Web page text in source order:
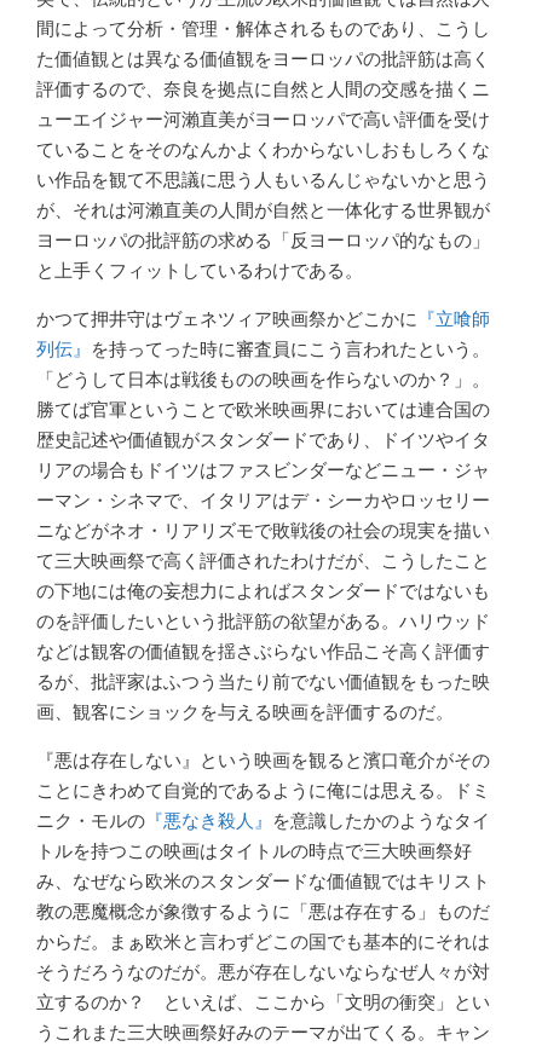
間によって分析・管理・解体されるものであり、こうし
た価値観とは異なる価値観をヨーロッパの批評筋は高く
評価するので、奈良を拠点に自然と人間の交感を描くニ
ューエイジャー河瀨直美がヨーロッパで高い評価を受け
ていることをそのなんかよくわからないしおもしろくな
い作品を観て不思議に思う人もいるんじゃないかと思う
が、それは河瀨直美の人間が自然と一体化する世界観が
ヨーロッパの批評筋の求める「反ヨーロッパ的なもの」
と上手くフィットしているわけである。
かつて押井守はヴェネツィア映画祭かどこかに 『立喰師
列伝』 を持ってった時に審査員にこう言われたという。
「どうして日本は戦後ものの映画を作らないのか？」。
勝てば官軍ということで欧米映画界においては連合国の
歴史記述や価値観がスタンダードであり、ドイツやイタ
リアの場合もドイツはファスビンダーなどニュー・ジャ
ーマン・シネマで、イタリアはデ・シーカやロッセリー
ニなどがネオ・リアリズモで敗戦後の社会の現実を描い
て三大映画祭で高く評価されたわけだが、こうしたこと
の下地には俺の妄想力によればスタンダードではないも
のを評価したいという批評筋の欲望がある。ハリウッド
などは観客の価値観を揺さぶらない作品こそ高く評価す
るが、批評家はふつう当たり前でない価値観をもった映
画、観客にショックを与える映画を評価するのだ。
『悪は存在しない』という映画を観ると濱口竜介がその
ことにきわめて自覚的であるように俺には思える。ドミ
ニク・モルの 『悪なき殺人』 を意識したかのようなタイ
トルを持つこの映画はタイトルの時点で三大映画祭好
み、なぜなら欧米のスタンダードな価値観ではキリスト
教の悪魔概念が象徴するように「悪は存在する」ものだ
からだ。まぁ欧米と言わずどこの国でも基本的にそれは
そうだろうなのだが。悪が存在しないならなぜ人々が対
立するのか？ といえば、ここから「文明の衝突」とい
うこれまた三大映画祭好みのテーマが出てくる。キャン